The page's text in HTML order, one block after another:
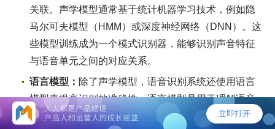
关联。声学模型通常基于统计机器学习技术，例如隐
马尔可夫模型（HMM）或深度神经网络（DNN）。这
些模型训练成为一个模式识别器，能够识别声音特征
与语音单元之间的对应关系。
语言模型： 除了声学模型，语音识别系统还使用语言
模型来提高识别的准确性。语言模型是用于理解语音
上下文和语法的组件。它可以预测在特定语音输入后